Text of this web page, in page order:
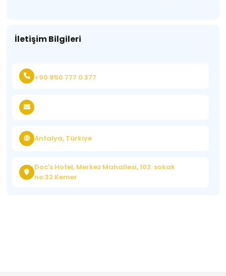
İletişim Bilgileri
+90 850 777 0 377
Antalya, Türkiye
Doc's Hotel, Merkez Mahallesi, 102. sokak
no:32 Kemer